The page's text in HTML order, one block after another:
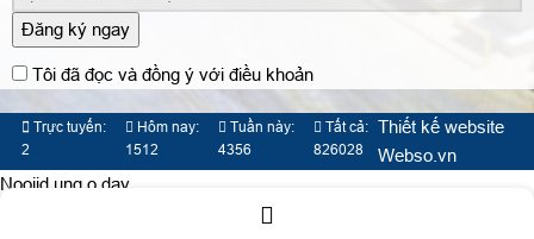
Đăng ký ngay
Tôi đã đọc và đồng ý với điều khoản
Trực tuyến:
2
Hôm nay:
1512
Tuần này:
4356
Tất cả:
826028
Thiết kế website
Webso.vn
Nooijd ung o day